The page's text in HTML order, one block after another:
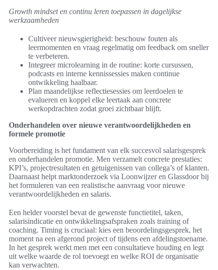
Growth mindset en continu leren toepassen in dagelijkse
werkzaamheden
Cultiveer nieuwsgierigheid: beschouw fouten als
leermomenten en vraag regelmatig om feedback om sneller
te verbeteren.
Integreer microlearning in de routine: korte cursussen,
podcasts en interne kennissessies maken continue
ontwikkeling haalbaar.
Plan maandelijkse reflectiesessies om leerdoelen te
evalueren en koppel elke leertaak aan concrete
werkopdrachten zodat groei zichtbaar blijft.
Onderhandelen over nieuwe verantwoordelijkheden en
formele promotie
Voorbereiding is het fundament van elk succesvol salarisgesprek
en onderhandelen promotie. Men verzamelt concrete prestaties:
KPI’s, projectresultaten en getuigenissen van collega’s of klanten.
Daarnaast helpt marktonderzoek via Loonwijzer en Glassdoor bij
het formuleren van een realistische aanvraag voor nieuwe
verantwoordelijkheden en salaris.
Een helder voorstel bevat de gewenste functietitel, taken,
salarisindicatie en ontwikkelingsafspraken zoals training of
coaching. Timing is cruciaal: kies een beoordelingsgesprek, het
moment na een afgerond project of tijdens een afdelingstoename.
In het gesprek werkt men met een consultatieve houding en legt
uit welke waarde de rol toevoegt en welke ROI de organisatie
kan verwachten.